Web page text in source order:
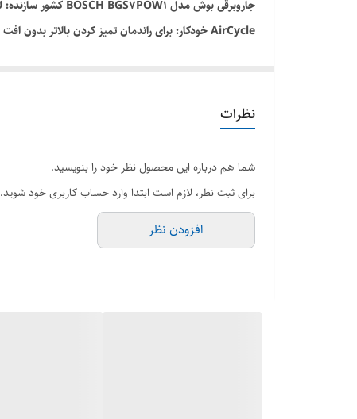
نظرات
شما هم درباره این محصول نظر خود را بنویسید.
برای ثبت نظر، لازم است ابتدا وارد حساب کاربری خود شوید.
افزودن نظر